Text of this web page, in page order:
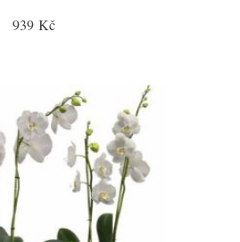
939 Kč